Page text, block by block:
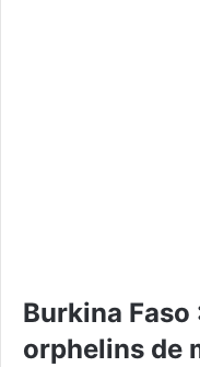
Burkina
orphelins de